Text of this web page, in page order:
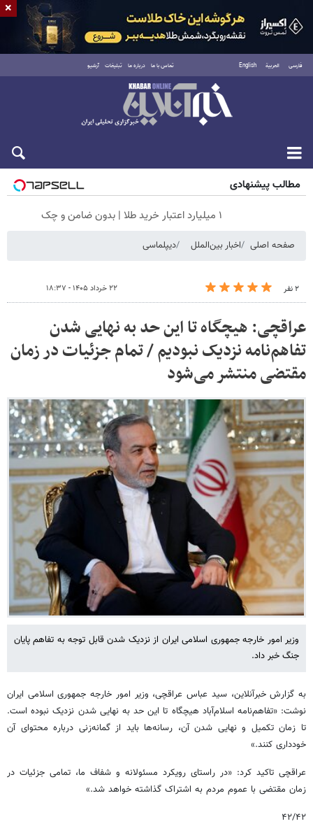
فارسی العربية English تماس با ما درباره ما تبلیغات آرشیو
شنبه ۱۷ مرداد ۱۴۰۵
مطالب پیشنهادی
۱ میلیارد اعتبار خرید طلا | بدون ضامن و چک
صفحه اصلی اخبار بین‌الملل دیپلماسی
۲ نفر ۲۲ خرداد ۱۴۰۵ - ۱۸:۳۷
عراقچی: هیچگاه تا این حد به نهایی شدن
تفاهم‌نامه نزدیک نبودیم / تمام جزئیات در زمان
مقتضی منتشر می‌شود
وزیر امور خارجه جمهوری اسلامی ایران از نزدیک شدن قابل توجه به تفاهم پایان
جنگ خبر داد.
به گزارش خبرآنلاین، سید عباس عراقچی، وزیر امور خارجه جمهوری اسلامی ایران
نوشت: «تفاهم‌نامه اسلام‌آباد هیچگاه تا این حد به نهایی شدن نزدیک نبوده است.
تا زمان تکمیل و نهایی شدن آن، رسانه‌ها باید از گمانه‌زنی درباره محتوای آن
خودداری کنند.»
عراقچی تاکید کرد: «در راستای رویکرد مسئولانه و شفاف ما، تمامی جزئیات در
زمان مقتضی با عموم مردم به اشتراک گذاشته خواهد شد.»
۴۲/۴۲
×